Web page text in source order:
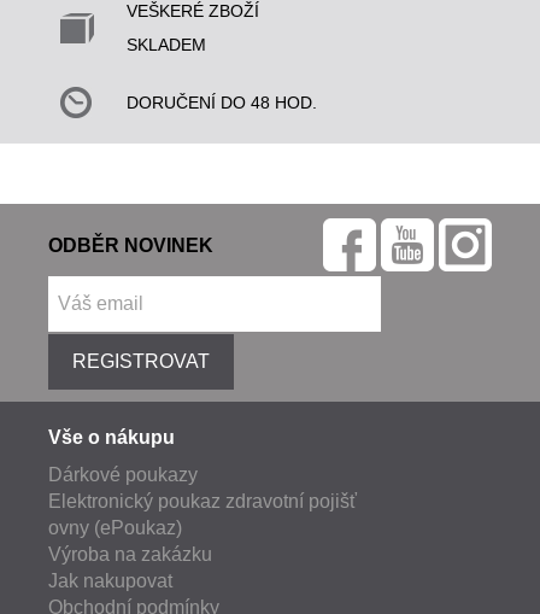
VEŠKERÉ ZBOŽÍ
SKLADEM
DORUČENÍ DO 48 HOD.
ODBĚR NOVINEK
REGISTROVAT
Vše o nákupu
Dárkové poukazy
Elektronický poukaz zdravotní pojišť
ovny (ePoukaz)
Výroba na zakázku
Jak nakupovat
Obchodní podmínky